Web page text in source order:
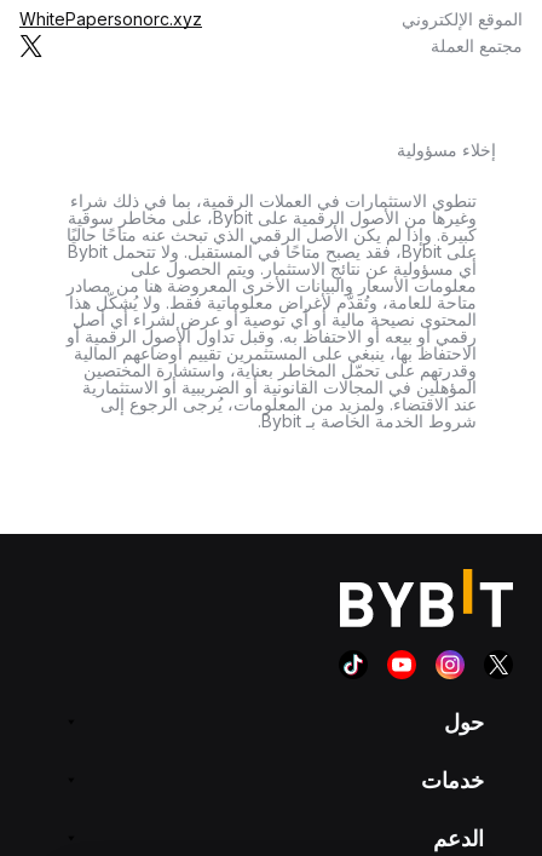
الموقع الإلكتروني sonorc.xyz
WhitePaper
مجتمع العملة
إخلاء مسؤولية
تنطوي الاستثمارات في العملات الرقمية، بما في ذلك شراء
وغيرها من الأصول الرقمية على Bybit، على مخاطر سوقية
كبيرة. وإذا لم يكن الأصل الرقمي الذي تبحث عنه متاحًا حاليًا
على Bybit، فقد يصبح متاحًا في المستقبل. ولا تتحمل Bybit
أي مسؤولية عن نتائج الاستثمار. ويتم الحصول على
معلومات الأسعار والبيانات الأخرى المعروضة هنا من مصادر
متاحة للعامة، وتُقدَّم لأغراض معلوماتية فقط. ولا يُشكّل هذا
المحتوى نصيحة مالية أو أي توصية أو عرض لشراء أي أصل
رقمي أو بيعه أو الاحتفاظ به. وقبل تداول الأصول الرقمية أو
الاحتفاظ بها، ينبغي على المستثمرين تقييم أوضاعهم المالية
وقدرتهم على تحمّل المخاطر بعناية، واستشارة المختصين
المؤهلين في المجالات القانونية أو الضريبية أو الاستثمارية
عند الاقتضاء. ولمزيد من المعلومات، يُرجى الرجوع إلى
شروط الخدمة الخاصة بـ Bybit.
حول
خدمات
الدعم